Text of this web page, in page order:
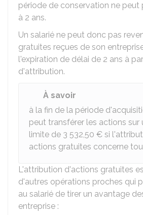
période de conservation ne peut
à 2 ans.
Un salarié ne peut donc pas
gratuites reçues de son
l'expiration de délai de 2 ans à
d'attribution.
À savoir
à la fin de la période
peut transférer les actions sur
limite de 3 532,50 € si
actions gratuites concerne
L'attribution d'actions gratuites
d'autres opérations proches qui
au salarié de tirer un avantage
entreprise :